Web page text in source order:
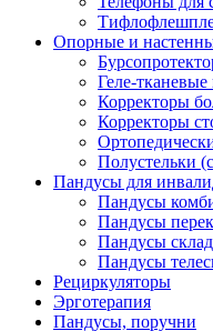
Опорные и
Геле-тканевые
Корректоры
Корректоры
Полустельки
Пандусы для
Пандусы
Пандусы
Пандусы
Пандусы
Рециркуляторы
Эрготерапия
Пандусы, поручни